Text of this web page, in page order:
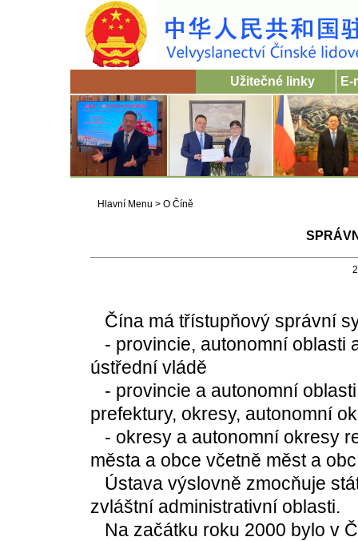
Užitečné linky E-
Hlavní Menu > O Číně
Čína má třístupňový správní
- provincie, autonomní oblasti
ústřední vládě
- provincie a autonomní
prefektury, okresy, autonomní
- okresy a autonomní okresy
města a obce včetně měst a
Ústava výslovně zmocňuje
zvláštní administrativní oblasti.
Na začátku roku 2000 bylo v